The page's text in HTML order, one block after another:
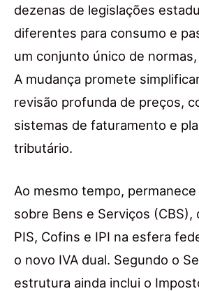
dezenas de legislações
diferentes para consumo e
um conjunto único de
A mudança promete
revisão profunda de preços,
sistemas de faturamento e
tributário.
Ao mesmo tempo,
sobre Bens e Serviços
PIS, Cofins e IPI na esfera
o novo IVA dual. Segundo o
estrutura ainda inclui o